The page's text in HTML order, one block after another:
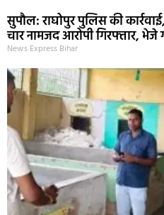
सुपौल: राघोपुर पुलिस की
चार नामजद आरोपी गिरफ्तार,
News Express Bihar